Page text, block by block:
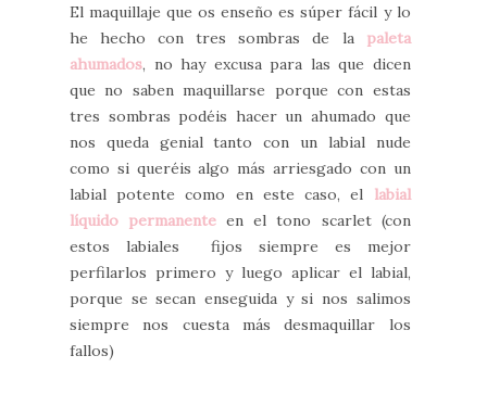
El maquillaje que os enseño es súper fácil y lo
he hecho con tres sombras de la paleta
ahumados, no hay excusa para las que dicen
que no saben maquillarse porque con estas
tres sombras podéis hacer un ahumado que
nos queda genial tanto con un labial nude
como si queréis algo más arriesgado con un
labial potente como en este caso, el labial
líquido permanente en el tono scarlet (con
estos labiales fijos siempre es mejor
perfilarlos primero y luego aplicar el labial,
porque se secan enseguida y si nos salimos
siempre nos cuesta más desmaquillar los
fallos)